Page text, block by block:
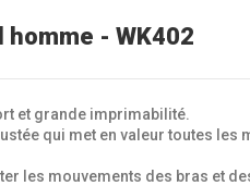
- WK402
et grande imprimabilité.
qui met en valeur toutes les
les mouvements des bras et